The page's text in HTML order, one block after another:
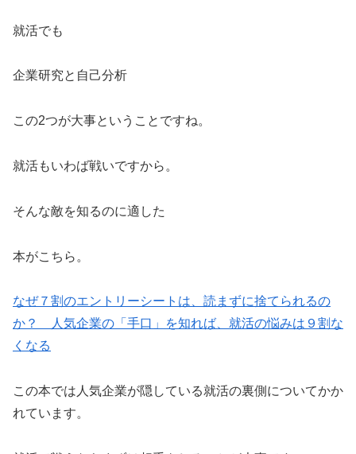
就活でも
企業研究と自己分析
この2つが大事ということですね。
就活もいわば戦いですから。
そんな敵を知るのに適した
本がこちら。
なぜ７割のエントリーシートは、読まずに捨てられるの
か？ 人気企業の「手口」を知れば、就活の悩みは９割な
くなる
この本では人気企業が隠している就活の裏側についてかか
れています。